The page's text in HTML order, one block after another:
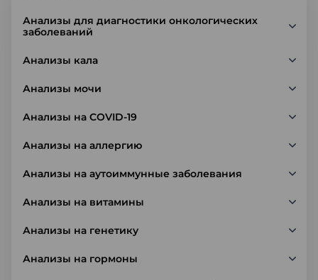
Анализы для диагностики онкологических
заболеваний
Анализы кала
Анализы мочи
Анализы на COVID-19
Анализы на аллергию
Анализы на аутоиммунные заболевания
Анализы на витамины
Анализы на генетику
Анализы на гормоны